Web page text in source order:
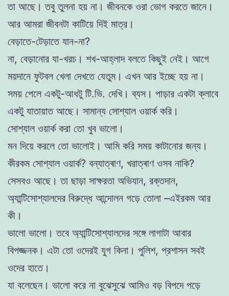
তা আছে। তবু তুলনা হয় না। জীবনকে ওরা ভোগ করতে জানে।
আর আমরা জীবনটা কাটিয়ে দিই মাত্র।
বেড়াতে-টেড়াতে যান-না?
না, বেড়ানোর যা-খরচ। শখ-আহ্লাদ বলতে কিছুই নেই। আগে
ময়দানে ফুটবল খেলা দেখতে যেতুম। এখন আর ইচ্ছে হয় না।
সময় পেলে একটু-আধটু টি.ভি. দেখি। ব্যস। পাড়ার একটা ক্লাবে
একটু যাতায়াত আছে। সামান্য সোশ্যাল ওয়ার্ক করি।
সোশ্যাল ওয়ার্ক করা তো খুব ভালো।
মন দিয়ে করলে তো ভালোই। আমি করি সময় কাটানোর জন্য।
কীরকম সোশ্যাল ওয়ার্ক? বন্যাত্ৰাণ, খরাত্ৰাণ ওসব নাকি?
সেসবও আছে। তা ছাড়া সাক্ষরতা অভিযান, রক্তদান,
অ্যান্টিসোশ্যালদের বিরুদ্ধে আন্দোলন গড়ে তোলা –এইরকম আর
কী।
ভালো ভালো। তবে অ্যান্টিসোশ্যালদের সঙ্গে লাগাটা আবার
বিপজ্জনক। এটা তো ওদেরই যুগ কিনা। পুলিশ, প্রশাসন সবই
ওদের হাতে।
যা বলেছেন। ভালো করে না বুঝেসুঝে আমিও বড় বিপদে পড়ে